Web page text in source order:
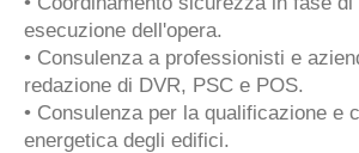
esecuzione dell'opera.
• Consulenza a professionisti e
redazione di DVR, PSC e POS.
• Consulenza per la qualificazione e
energetica degli edifici.